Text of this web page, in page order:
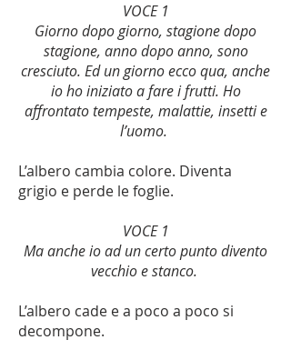
VOCE 1
Giorno dopo giorno, stagione dopo
stagione, anno dopo anno, sono
cresciuto. Ed un giorno ecco qua, anche
io ho iniziato a fare i frutti. Ho
affrontato tempeste, malattie, insetti e
l’uomo.
L’albero cambia colore. Diventa
grigio e perde le foglie.
VOCE 1
Ma anche io ad un certo punto divento
vecchio e stanco.
L’albero cade e a poco a poco si
decompone.